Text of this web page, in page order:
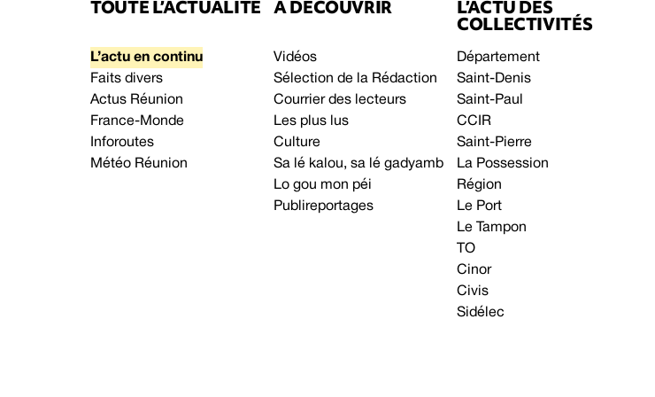
TOUTE L’ACTUALITÉ
L’actu en continu
Faits divers
Actus Réunion
France-Monde
Inforoutes
Météo Réunion
À DÉCOUVRIR
Vidéos
Sélection de la Rédaction
Courrier des lecteurs
Les plus lus
Culture
Sa lé kalou, sa lé gadyamb
Lo gou mon péi
Publireportages
L’ACTU DES
COLLECTIVITÉS
Département
Saint-Denis
Saint-Paul
CCIR
Saint-Pierre
La Possession
Région
Le Port
Le Tampon
TO
Cinor
Civis
Sidélec